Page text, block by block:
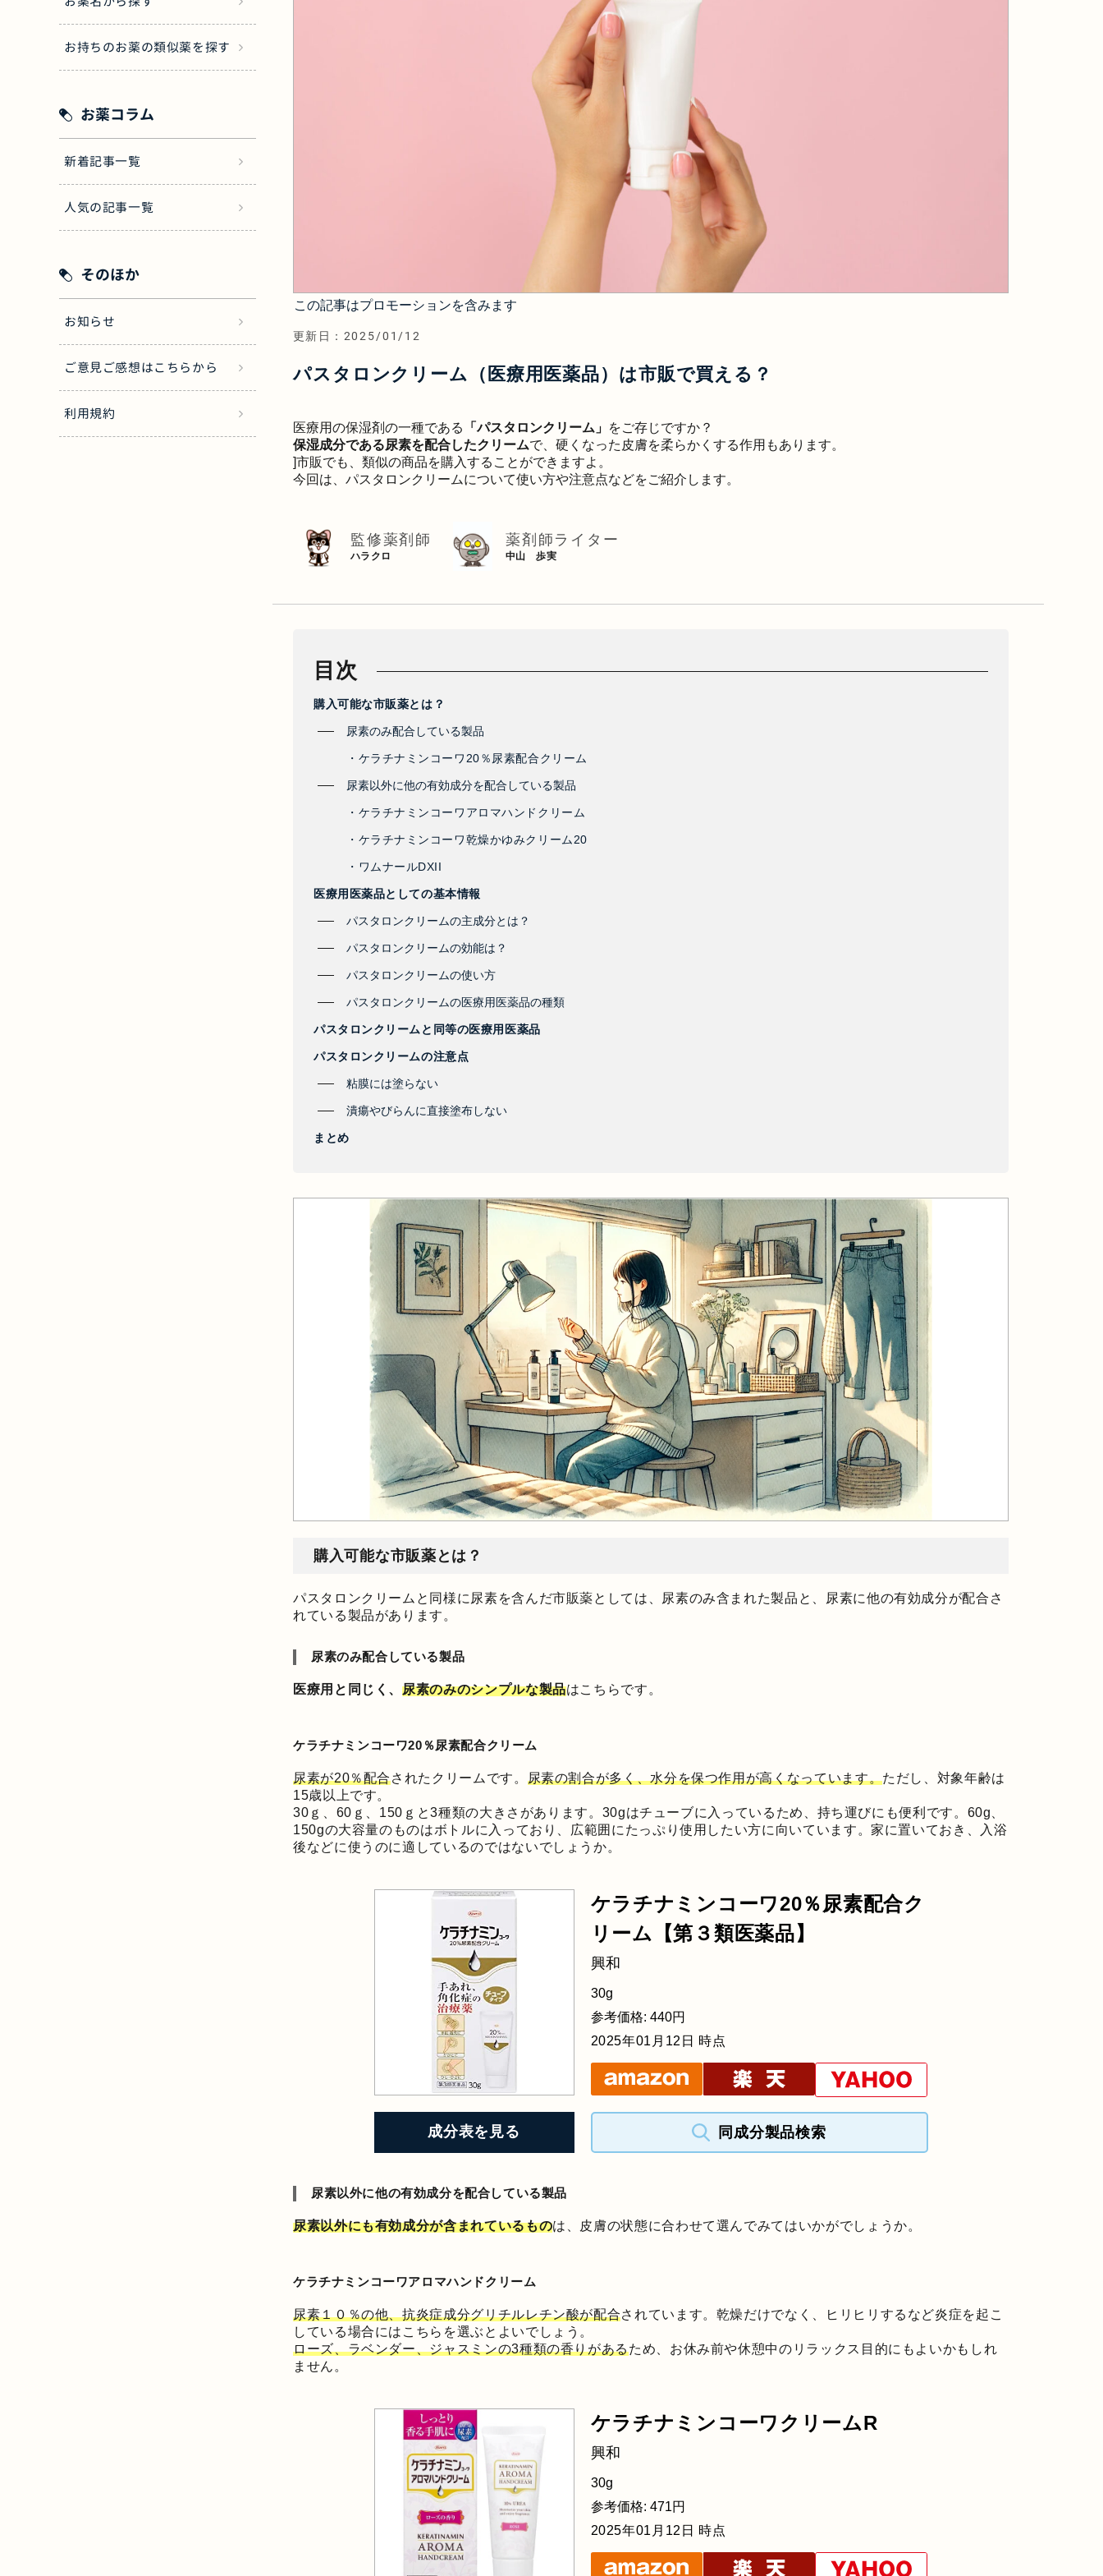
お持ちのお薬の類似薬を探す
お薬コラム
新着記事一覧
人気の記事一覧
そのほか
お知らせ
ご意見ご感想はこちらから
利用規約
この記事はプロモーションを含みます
更新日： 2025/01/12
パスタロンクリーム（医療用医薬品）は市販で買える？
医療用の保湿剤の一種である 「パスタロンクリーム」 をご存じですか？
保湿成分である尿素を配合したクリームで、硬くなった皮膚を柔らかくする作用もあります。
]市販でも、類似の商品を購入することができますよ。
今回は、パスタロンクリームについて使い方や注意点などをご紹介します。
監修薬剤師
ハラクロ
薬剤師ライター
中山 歩実
目次
購入可能な市販薬とは？
尿素のみ配合している製品
・ケラチナミンコーワ20％尿素配合クリーム
尿素以外に他の有効成分を配合している製品
・ケラチナミンコーワアロマハンドクリーム
・ケラチナミンコーワ乾燥かゆみクリーム20
・ワムナールDXII
医療用医薬品としての基本情報
パスタロンクリームの主成分とは？
パスタロンクリームの効能は？
パスタロンクリームの使い方
パスタロンクリームの医療用医薬品の種類
パスタロンクリームと同等の医療用医薬品
パスタロンクリームの注意点
粘膜には塗らない
潰瘍やびらんに直接塗布しない
まとめ
購入可能な市販薬とは？
パスタロンクリームと同様に尿素を含んだ市販薬としては、尿素のみ含まれた製品と、尿素に他の有効成分が配合さ
れている製品があります。
尿素のみ配合している製品
医療用と同じく、尿素のみのシンプルな製品はこちらです。
ケラチナミンコーワ20％尿素配合クリーム
尿素が20％配合されたクリームです。 尿素の割合が多く、水分を保つ作用が高くなっています。ただし、対象年齢は
15歳以上です。
30ｇ、60ｇ、150ｇと3種類の大きさがあります。30gはチューブに入っているため、持ち運びにも便利です。60g、
150gの大容量のものはボトルに入っており、広範囲にたっぷり使用したい方に向いています。家に置いておき、入浴
後などに使うのに適しているのではないでしょうか。
成分表を見る 同成分製品検索
ケラチナミンコーワ20％尿素配合ク
リーム【第３類医薬品】
興和
30g
参考価格: 440円
2025年01月12日 時点
尿素以外に他の有効成分を配合している製品
尿素以外にも有効成分が含まれているものは、皮膚の状態に合わせて選んでみてはいかがでしょうか。
ケラチナミンコーワアロマハンドクリーム
尿素１０％の他、抗炎症成分グリチルレチン酸が配合されています。乾燥だけでなく、ヒリヒリするなど炎症を起こ
している場合にはこちらを選ぶとよいでしょう。
ローズ、ラベンダー、ジャスミンの3種類の香りがあるため、お休み前や休憩中のリラックス目的にもよいかもしれ
ません。
ケラチナミンコーワクリームR
興和
30g
参考価格: 471円
2025年01月12日 時点